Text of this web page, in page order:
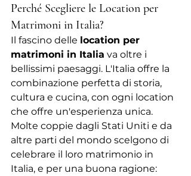
Perché Scegliere le Location per
Matrimoni in Italia?
Il fascino delle location per
matrimoni in Italia va oltre i
bellissimi paesaggi. L'Italia offre la
combinazione perfetta di storia,
cultura e cucina, con ogni location
che offre un'esperienza unica.
Molte coppie dagli Stati Uniti e da
altre parti del mondo scelgono di
celebrare il loro matrimonio in
Italia, e per una buona ragione: